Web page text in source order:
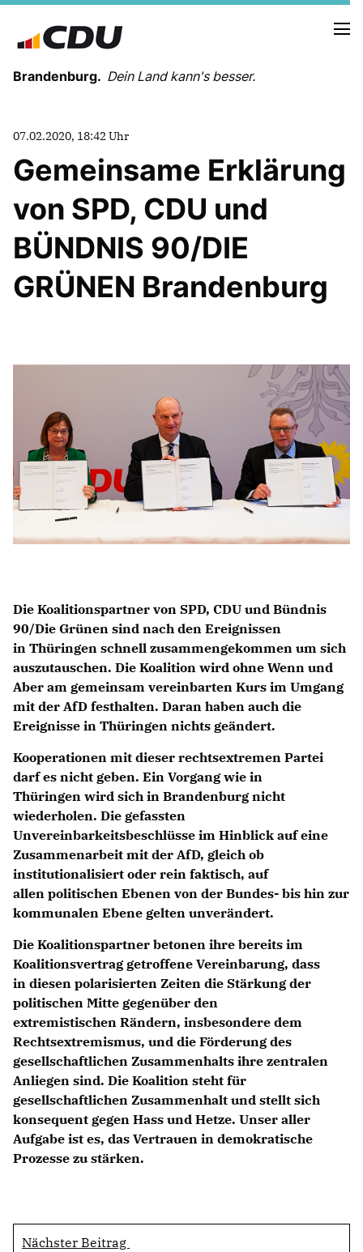
Brandenburg. Dein Land kann's besser.
LANDESVORSTAND
LANDESGESCHÄFTSSTELLE
ORGANISATION
KREISVERBÄNDE
VEREINIGUNGEN UND SONDERORGANISATIONEN
LANDESFACHAUSSCHÜSSE
IM LANDTAG
IN DER LANDESREGIERUNG
IM BUNDESTAG
IM EUROPÄISCHEN PARLAMENT
BILDER
75 JAHRE CDU BRANDENBURG
PRESSE
SPENDEN
Mitglied werden
07.02.2020, 18:42 Uhr
Gemeinsame Erklärung
von SPD, CDU und
BÜNDNIS 90/DIE
GRÜNEN Brandenburg
Die Koalitionspartner von SPD, CDU und Bündnis
90/Die Grünen sind nach den Ereignissen
in Thüringen schnell zusammengekommen um sich
auszutauschen. Die Koalition wird ohne Wenn und
Aber am gemeinsam vereinbarten Kurs im Umgang
mit der AfD festhalten. Daran haben auch die
Ereignisse in Thüringen nichts geändert.
Kooperationen mit dieser rechtsextremen Partei
darf es nicht geben. Ein Vorgang wie in
Thüringen wird sich in Brandenburg nicht
wiederholen. Die gefassten
Unvereinbarkeitsbeschlüsse im Hinblick auf eine
Zusammenarbeit mit der AfD, gleich ob
institutionalisiert oder rein faktisch, auf
allen politischen Ebenen von der Bundes- bis hin zur
kommunalen Ebene gelten unverändert.
Die Koalitionspartner betonen ihre bereits im
Koalitionsvertrag getroffene Vereinbarung, dass
in diesen polarisierten Zeiten die Stärkung der
politischen Mitte gegenüber den
extremistischen Rändern, insbesondere dem
Rechtsextremismus, und die Förderung des
gesellschaftlichen Zusammenhalts ihre zentralen
Anliegen sind. Die Koalition steht für
gesellschaftlichen Zusammenhalt und stellt sich
konsequent gegen Hass und Hetze. Unser aller
Aufgabe ist es, das Vertrauen in demokratische
Prozesse zu stärken.
Nächster Beitrag